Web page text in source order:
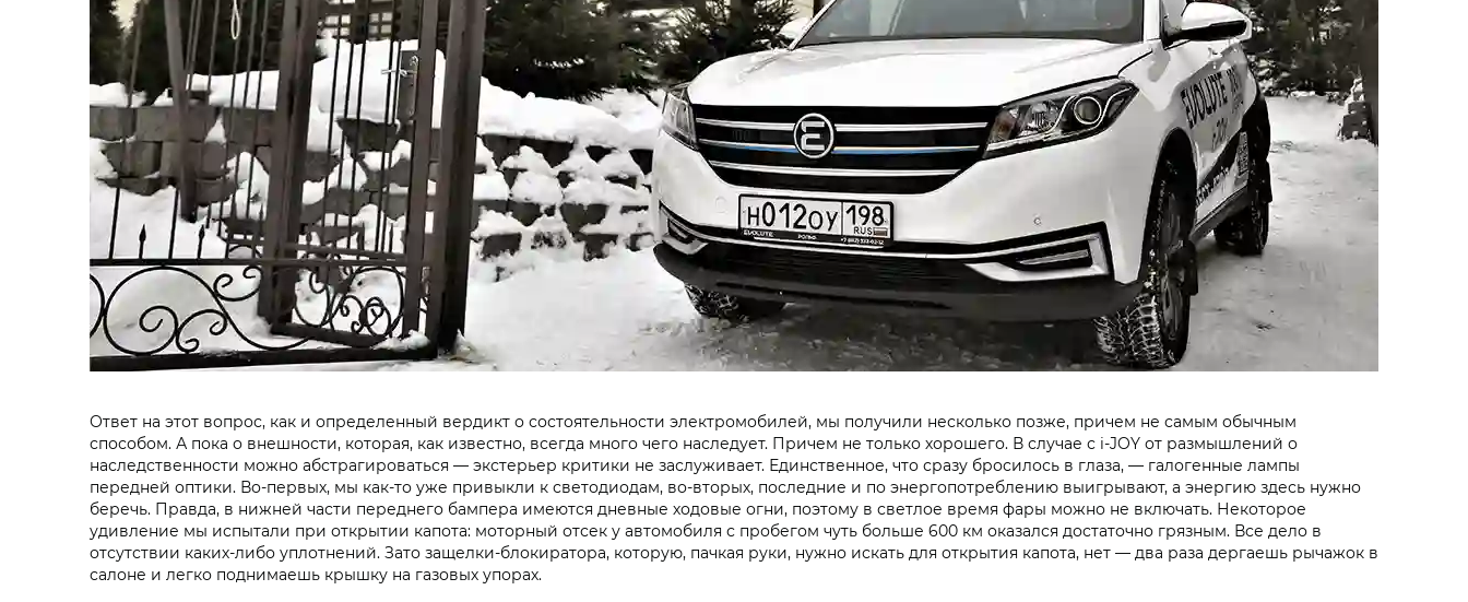
Ответ на этот вопрос, как и определенный вердикт о состоятельности электромобилей, мы получили несколько позже, причем не самым обычным
способом. А пока о внешности, которая, как известно, всегда много чего наследует. Причем не только хорошего. В случае с i‑JOY от размышлений о
наследственности можно абстрагироваться — экстерьер критики не заслуживает. Единственное, что сразу бросилось в глаза, — галогенные лампы
передней оптики. Во-первых, мы как-то уже привыкли к светодиодам, во-вторых, последние и по энергопотреблению выигрывают, а энергию здесь нужно
беречь. Правда, в нижней части переднего бампера имеются дневные ходовые огни, поэтому в светлое время фары можно не включать. Некоторое
удивление мы испытали при открытии капота: моторный отсек у автомобиля с пробегом чуть больше 600 км оказался достаточно грязным. Все дело в
отсутствии каких-либо уплотнений. Зато защелки-блокиратора, которую, пачкая руки, нужно искать для открытия капота, нет — два раза дергаешь рычажок в
салоне и легко поднимаешь крышку на газовых упорах.